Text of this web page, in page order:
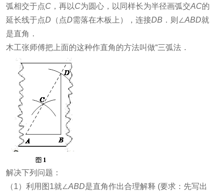
弧相交于点C ，再以C为圆心，以同样长为半径画弧交AC的
延长线于点D （点D需落在木板上），连接DB ．则∠ABD就
是直角．
木工张师傅把上面的这种作直角的方法叫做“三弧法．
解决下列问题：
（1）利用图1就∠ABD是直角作出合理解释 (要求：先写出